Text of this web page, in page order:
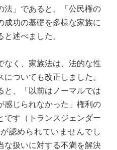
法」であると、「公民権の
成功の基礎を多様な家族に
述べました。
く、家族法は、法的な性
ついても改正しました。
と、「以前はノーマルでは
感じられなかった」権利の
です（トランスジェンダー
認められていませんでし
な扱いに対する不満を解決